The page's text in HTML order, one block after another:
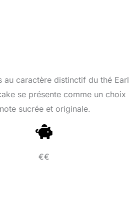
caractère distinctif du thé Earl
se présente comme un choix
sucrée et originale.
€€